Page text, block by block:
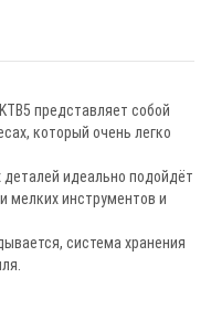
представляет собой
который очень легко
идеально подойдёт
мелких инструментов и
система хранения